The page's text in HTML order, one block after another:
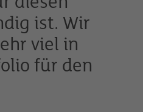
ist. Wir
viel in
für den